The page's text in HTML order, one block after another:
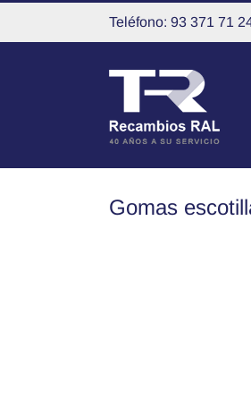
Saltar
contenido
Teléfono: 93 371 71
Gomas